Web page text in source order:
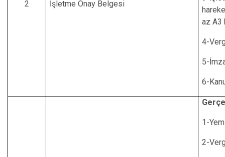
2 İşletme Onay Belgesi
az A3
4-
5-
6-
1-
2-